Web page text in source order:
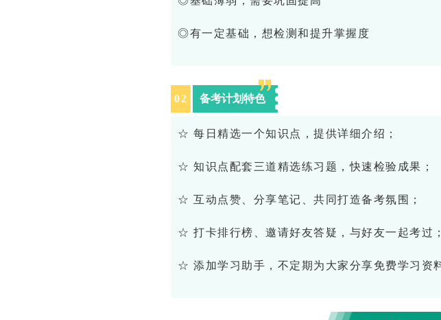
◎有一定基础，想检测和提升掌握度
02 备考计划特色
☆ 每日精选一个知识点，提供详细介绍；
☆ 知识点配套三道精选练习题，快速检验成果；
☆ 互动点赞、分享笔记、共同打造备考氛围；
☆ 打卡排行榜、邀请好友答疑，与好友一起考过；
☆ 添加学习助手，不定期为大家分享免费学习资